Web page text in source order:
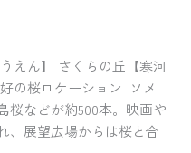
えん】 さくらの丘【寒河
の桜ロケーション ソメ
桜などが約500本。映画や
、展望広場からは桜と合